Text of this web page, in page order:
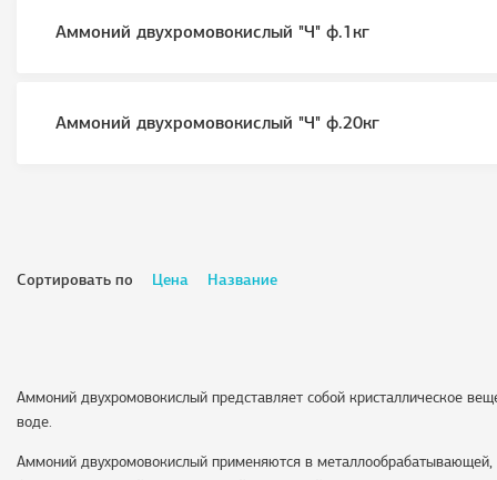
Аммоний двухромовокислый "Ч" ф.1кг
Аммоний двухромовокислый "Ч" ф.20кг
Сортировать по Цена Название
Аммоний двухромовокислый представляет собой кристаллическое
воде.
Аммоний двухромовокислый применяются в металлообрабатывающей,